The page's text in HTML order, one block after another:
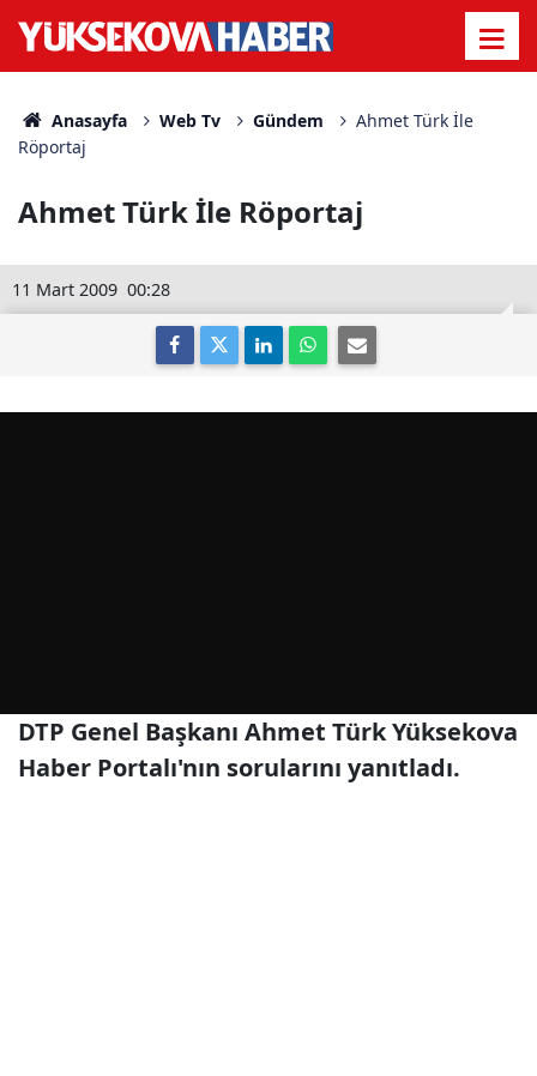
Anasayfa Web Tv Gündem
Ahmet Türk İle
Röportaj
Ahmet Türk İle Röportaj
00:28
11 Mart 2009
DTP Genel Başkanı Ahmet Türk Yüksekova
Haber Portalı'nın sorularını yanıtladı.